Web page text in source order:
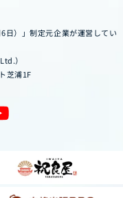
日）」制定元企業が運営してい
）
芝浦1F